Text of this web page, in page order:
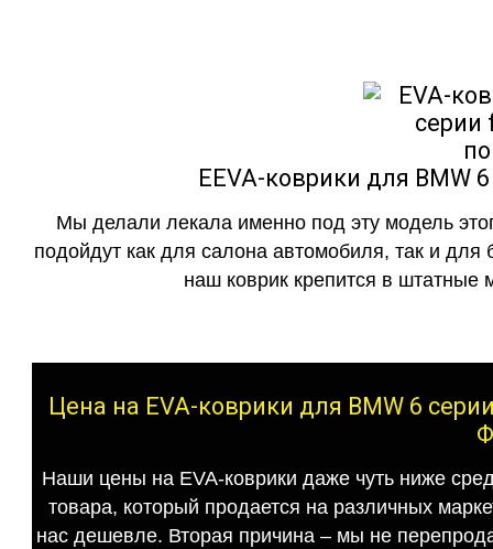
EEVA-коврики для BMW
Мы делали лекала именно под эту модель
подойдут как для салона автомобиля, так и для
наш коврик крепится в штатные
Цена на EVA-коврики для BMW 6
Наши цены на EVA-коврики даже чуть ниже
товара, который продается на различных
нас дешевле. Вторая причина – мы не